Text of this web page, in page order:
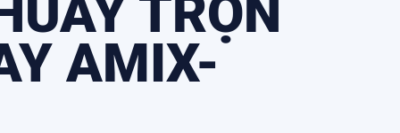
TRỘN
AMIX-